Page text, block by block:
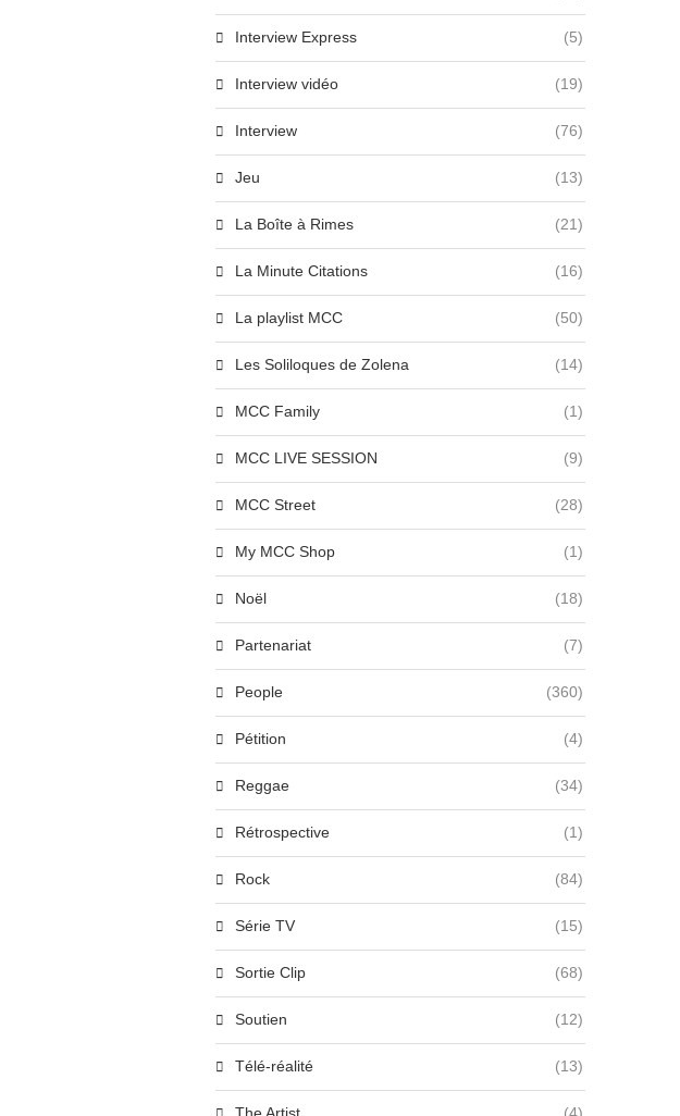
Interview Express (5)
Interview vidéo (19)
Interview (76)
Jeu (13)
La Boîte à Rimes (21)
La Minute Citations (16)
La playlist MCC (50)
Les Soliloques de Zolena (14)
MCC Family (1)
MCC LIVE SESSION (9)
MCC Street (28)
My MCC Shop (1)
Noël (18)
Partenariat (7)
People (360)
Pétition (4)
Reggae (34)
Rétrospective (1)
Rock (84)
Série TV (15)
Sortie Clip (68)
Soutien (12)
Télé-réalité (13)